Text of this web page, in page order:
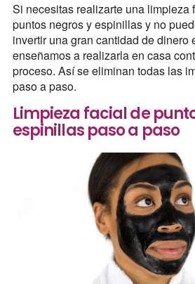
Si necesitas realizarte una limpieza
puntos negros y espinillas y no
invertir una gran cantidad de dinero
enseñamos a realizarla en casa
proceso. Así se eliminan todas las
paso a paso.
Limpieza facial de
espinillas paso a paso